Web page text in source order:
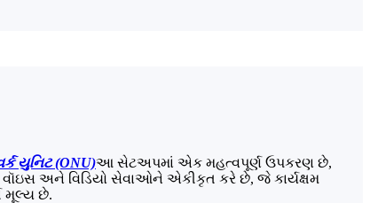
યુનિટ (ONU)આ સેટઅપમાં એક મહત્વપૂર્ણ ઉપકરણ છે,
વૉઇસ અને વિડિયો સેવાઓને એકીકૃત કરે છે, જે કાર્યક્ષમ
મૂલ્ય છે.